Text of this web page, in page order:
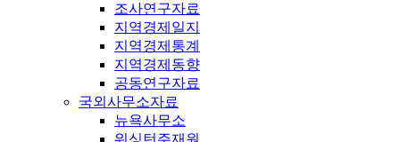
조사연구자료
지역경제일지
지역경제통계
지역경제동향
공동연구자료
국외사무소자료
뉴욕사무소
워싱턴주재원